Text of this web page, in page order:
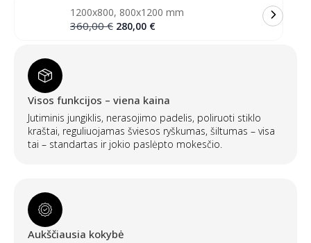
su
priekiniu
apšvietimu
1200x800, 800x1200 mm
360,00€ Pradinė
280,00 €Dabartinė
Visos funkcijos – viena kaina
Jutiminis jungiklis, nerasojimo padelis, poliruoti stiklo
kraštai, reguliuojamas šviesos ryškumas, šiltumas – visa
tai – standartas ir jokio paslėpto mokesčio.
Aukščiausia kokybė